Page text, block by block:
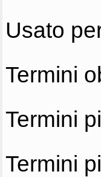
Usato
Termini
Termini
Termini